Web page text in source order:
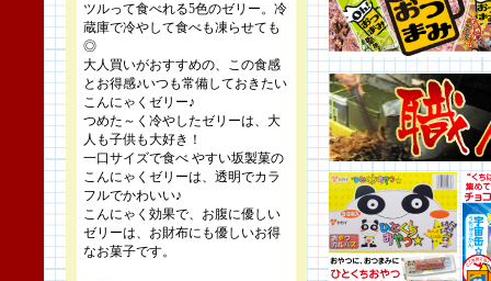
ツルって食べれる5色のゼリー。冷
蔵庫で冷やして食べも凍らせても
◎
大人買いがおすすめの、この食感
とお得感♪いつも常備しておきたい
こんにゃくゼリー♪
つめた～く冷やしたゼリーは、大
人も子供も大好き！
一口サイズで食べ やすい坂製菓の
こんにゃくゼリーは、透明でカラ
フルでかわいい♪
こんにゃく効果で、お腹に優しい
ゼリーは、お財布にも優しいお得
なお菓子です。